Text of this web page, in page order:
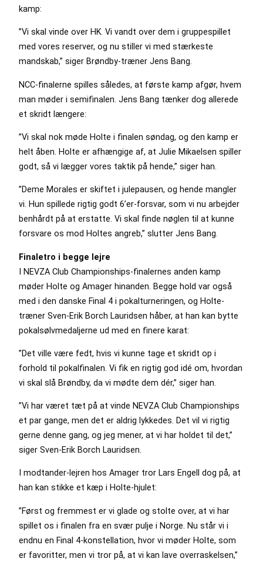
kamp:
”Vi skal vinde over HK. Vi vandt over dem i gruppespillet
med vores reserver, og nu stiller vi med stærkeste
mandskab,” siger Brøndby-træner Jens Bang.
NCC-finalerne spilles således, at første kamp afgør, hvem
man møder i semifinalen. Jens Bang tænker dog allerede
et skridt længere:
”Vi skal nok møde Holte i finalen søndag, og den kamp er
helt åben. Holte er afhængige af, at Julie Mikaelsen spiller
godt, så vi lægger vores taktik på hende,” siger han.
”Deme Morales er skiftet i julepausen, og hende mangler
vi. Hun spillede rigtig godt 6’er-forsvar, som vi nu arbejder
benhårdt på at erstatte. Vi skal finde nøglen til at kunne
forsvare os mod Holtes angreb,” slutter Jens Bang.
Finaletro i begge lejre
I NEVZA Club Championships-finalernes anden kamp
møder Holte og Amager hinanden. Begge hold var også
med i den danske Final 4 i pokalturneringen, og Holte-
træner Sven-Erik Borch Lauridsen håber, at han kan bytte
pokalsølvmedaljerne ud med en finere karat:
”Det ville være fedt, hvis vi kunne tage et skridt op i
forhold til pokalfinalen. Vi fik en rigtig god idé om, hvordan
vi skal slå Brøndby, da vi mødte dem dér,” siger han.
”Vi har været tæt på at vinde NEVZA Club Championships
et par gange, men det er aldrig lykkedes. Det vil vi rigtig
gerne denne gang, og jeg mener, at vi har holdet til det,”
siger Sven-Erik Borch Lauridsen.
I modtander-lejren hos Amager tror Lars Engell dog på, at
han kan stikke et kæp i Holte-hjulet:
”Først og fremmest er vi glade og stolte over, at vi har
spillet os i finalen fra en svær pulje i Norge. Nu står vi i
endnu en Final 4-konstellation, hvor vi møder Holte, som
er favoritter, men vi tror på, at vi kan lave overraskelsen,”